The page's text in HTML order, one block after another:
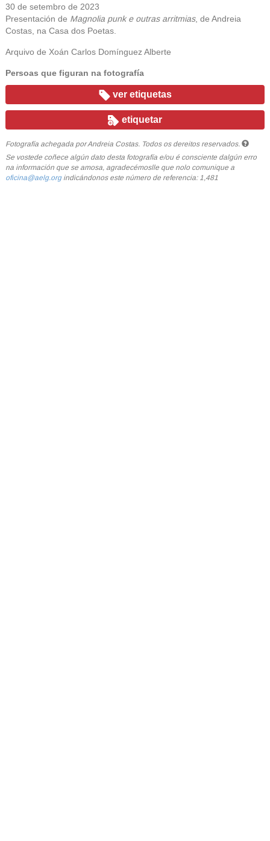
30 de setembro de 2023
Presentación de Magnolia punk e outras arritmias, de Andreia
Costas, na Casa dos Poetas.
Arquivo de Xoán Carlos Domínguez Alberte
Persoas que figuran na fotografía
ver etiquetas
etiquetar
Fotografía achegada por Andreia Costas. Todos os dereitos reservados.
Se vostede coñece algún dato desta fotografía e/ou é consciente dalgún erro
na información que se amosa, agradecémoslle que nolo comunique a
oficina@aelg.orgindicándonos este número de referencia: 1,481